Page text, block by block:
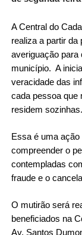
A Central do
realiza a partir da
averiguação para
município.  A
veracidade das
cada pessoa que
residem sozinhas.
Essa é uma
compreender o
contempladas
fraude e o
O mutirão será
beneficiados na
Av. Santos